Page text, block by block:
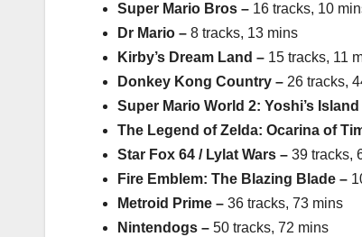
Super Mario Bros – 16 tracks, 10
Dr Mario – 8 tracks, 13 mins
Kirby’s Dream Land – 15 tracks, 11
Donkey Kong Country – 26 tracks,
Super Mario World 2: Yoshi’s Island
The Legend of Zelda: Ocarina of
Star Fox 64 / Lylat Wars – 39 tracks,
Fire Emblem: The Blazing Blade –
Metroid Prime – 36 tracks, 73 mins
Nintendogs – 50 tracks, 72 mins